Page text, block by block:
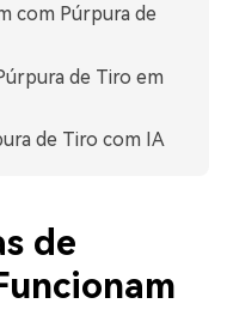
com Púrpura de
de Tiro em
de Tiro com IA
de